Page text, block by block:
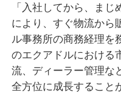
「入社してから、ま
により、すぐ物流から
ル事務所の商務経理を
のエクアドルにおける
流、ディーラー管理な
全方位に成長すること